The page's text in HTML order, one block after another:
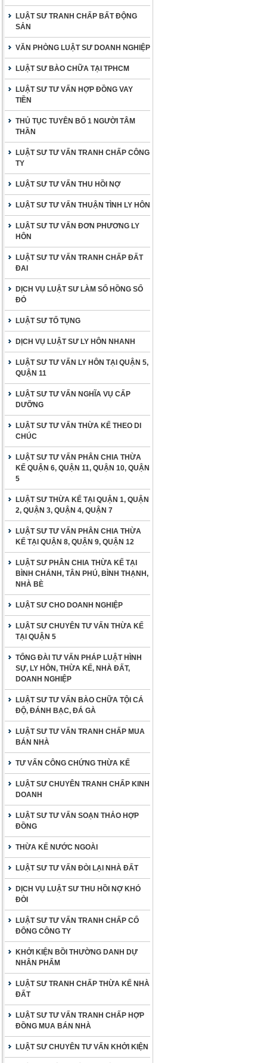
LUẬT SƯ TRANH CHẤP BẤT ĐỘNG
SẢN
VĂN PHÒNG LUẬT SƯ DOANH NGHIỆP
LUẬT SƯ BÀO CHỮA TẠI TPHCM
LUẬT SƯ TƯ VẤN HỢP ĐỒNG VAY
TIỀN
THỦ TỤC TUYÊN BỐ 1 NGƯỜI TÂM
THẦN
LUẬT SƯ TƯ VẤN TRANH CHẤP CÔNG
TY
LUẬT SƯ TƯ VẤN THU HỒI NỢ
LUẬT SƯ TƯ VẤN THUẬN TÌNH LY HÔN
LUẬT SƯ TƯ VẤN ĐƠN PHƯƠNG LY
HÔN
LUẬT SƯ TƯ VẤN TRANH CHẤP ĐẤT
ĐAI
DỊCH VỤ LUẬT SƯ LÀM SỔ HỒNG SỔ
ĐỎ
LUẬT SƯ TỐ TỤNG
DỊCH VỤ LUẬT SƯ LY HÔN NHANH
LUẬT SƯ TƯ VẤN LY HÔN TẠI QUẬN 5,
QUẬN 11
LUẬT SƯ TƯ VẤN NGHĨA VỤ CẤP
DƯỠNG
LUẬT SƯ TƯ VẤN THỪA KẾ THEO DI
CHÚC
LUẬT SƯ TƯ VẤN PHÂN CHIA THỪA
KẾ QUẬN 6, QUẬN 11, QUẬN 10, QUẬN
5
LUẬT SƯ THỪA KẾ TẠI QUẬN 1, QUẬN
2, QUẬN 3, QUẬN 4, QUẬN 7
LUẬT SƯ TƯ VẤN PHÂN CHIA THỪA
KẾ TẠI QUẬN 8, QUẬN 9, QUẬN 12
LUẬT SƯ PHÂN CHIA THỪA KẾ TẠI
BÌNH CHÁNH, TÂN PHÚ, BÌNH THẠNH,
NHÀ BÈ
LUẬT SƯ CHO DOANH NGHIỆP
LUẬT SƯ CHUYÊN TƯ VẤN THỪA KẾ
TẠI QUẬN 5
TỔNG ĐÀI TƯ VẤN PHÁP LUẬT HÌNH
SỰ, LY HÔN, THỪA KẾ, NHÀ ĐẤT,
DOANH NGHIỆP
LUẬT SƯ TƯ VẤN BÀO CHỮA TỘI CÁ
ĐỘ, ĐÁNH BẠC, ĐÁ GÀ
LUẬT SƯ TƯ VẤN TRANH CHẤP MUA
BÁN NHÀ
TƯ VẤN CÔNG CHỨNG THỪA KẾ
LUẬT SƯ CHUYÊN TRANH CHẤP KINH
DOANH
LUẬT SƯ TƯ VẤN SOẠN THẢO HỢP
ĐỒNG
THỪA KẾ NƯỚC NGOÀI
LUẬT SƯ TƯ VẤN ĐÒI LẠI NHÀ ĐẤT
DỊCH VỤ LUẬT SƯ THU HỒI NỢ KHÓ
ĐÒI
LUẬT SƯ TƯ VẤN TRANH CHẤP CỔ
ĐÔNG CÔNG TY
KHỞI KIỆN BỒI THƯỜNG DANH DỰ
NHÂN PHẨM
LUẬT SƯ TRANH CHẤP THỪA KẾ NHÀ
ĐẤT
LUẬT SƯ TƯ VẤN TRANH CHẤP HỢP
ĐỒNG MUA BÁN NHÀ
LUẬT SƯ CHUYÊN TƯ VẤN KHỞI KIỆN